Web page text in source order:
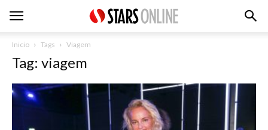
Inicio Tags Viagem
Tag: viagem